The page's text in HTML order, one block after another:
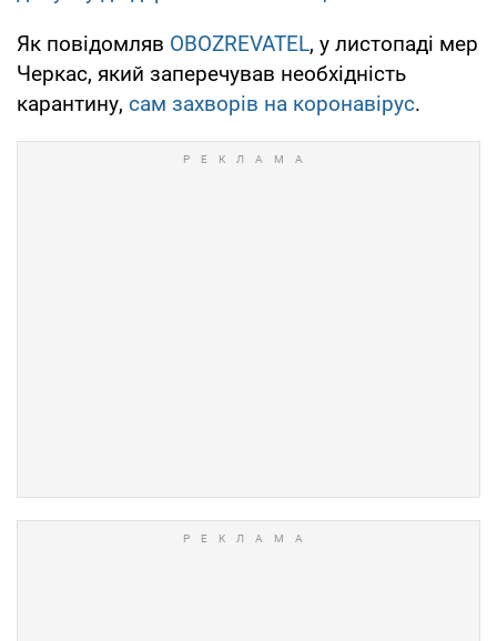
Як повідомляв OBOZREVATEL, у листопаді мер
Черкас, який заперечував необхідність
карантину, сам захворів на коронавірус.